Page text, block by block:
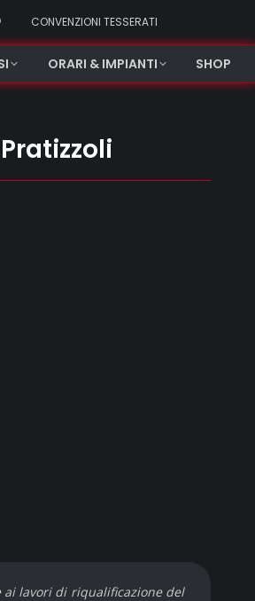
CONVENZIONI TESSERATI
ORARI & IMPIANTI SHOP
ai lavori di riqualificazione del